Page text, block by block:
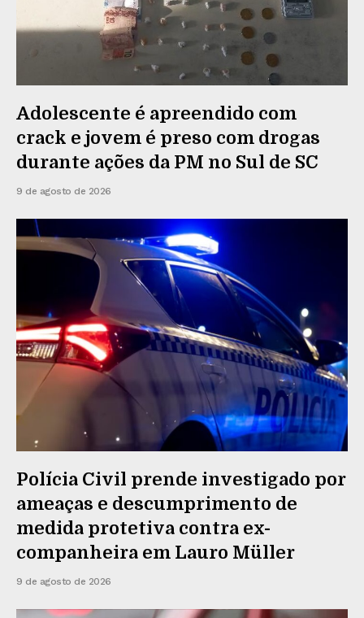
Adolescente é apreendido com
crack e jovem é preso com drogas
durante ações da PM no Sul de SC
9 de agosto de 2026
Polícia Civil prende investigado por
ameaças e descumprimento de
medida protetiva contra ex-
companheira em Lauro Müller
9 de agosto de 2026